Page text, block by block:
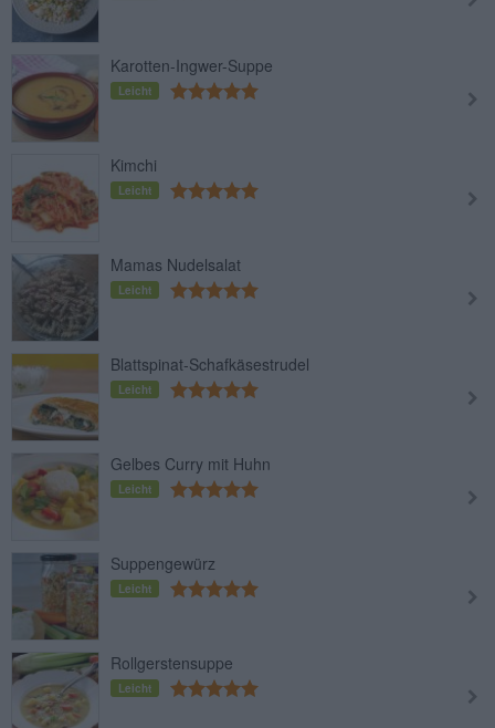
Karotten-Ingwer-Suppe
Leicht
Kimchi
Leicht
Mamas Nudelsalat
Leicht
Blattspinat-Schafkäsestrudel
Leicht
Gelbes Curry mit Huhn
Leicht
Suppengewürz
Leicht
Rollgerstensuppe
Leicht